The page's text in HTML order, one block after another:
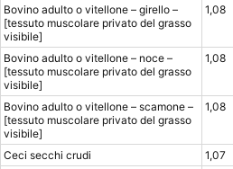
Bovino adulto o vitellone – girello –
[tessuto muscolare privato del grasso
visibile]
1,08
Bovino adulto o vitellone – noce –
[tessuto muscolare privato del grasso
visibile]
1,08
Bovino adulto o vitellone – scamone –
[tessuto muscolare privato del grasso
visibile]
1,08
Ceci secchi crudi
1,07